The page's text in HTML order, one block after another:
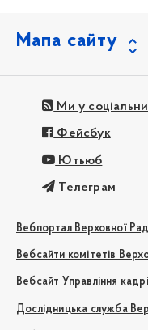
Мапа сайту
Ми у
Фейсбук
Ютьюб
Телеграм
Вебпортал Верховної
Вебсайти комітетів
Вебсайт Управління
Дослідницька служба